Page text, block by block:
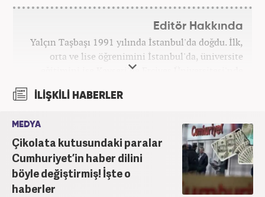
Editör Hakkında
Yalçın Taşbaşı 1991 yılında İstanbul'da doğdu. İlk,
orta ve lise öğrenimini İstanbul'da, üniversite
eğitimini ise Kayseri'de Erciyes Üniversitesi'nde
mezun olmasının hemen ardından vatani görevini
yeniakit.com.tr'de internet editörlüğü görevine
başladı. Burada 7 yıl süren görevinin ardından 2022
yılında Haber7.com'da özel haber editörü olarak
göreve başladı ve çalışmalarına devam ediyor.
İLİŞKİLİ HABERLER
MEDYA
Çikolata kutusundaki paralar
Cumhuriyet’in haber dilini
böyle değiştirmiş! İşte o
haberler